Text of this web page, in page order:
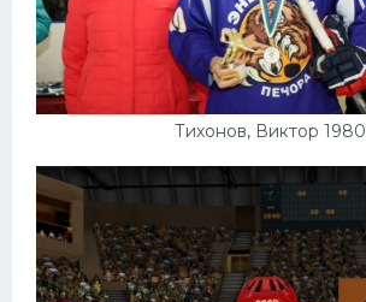
Тихонов, Виктор 1980